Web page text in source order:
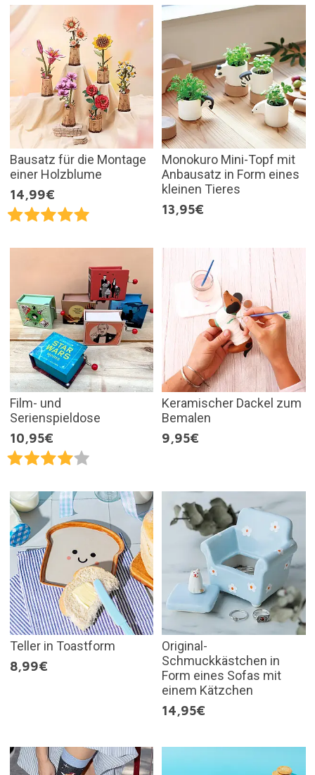
Bausatz für die Montage
einer Holzblume
14,99€
Monokuro Mini-Topf mit
Anbausatz in Form eines
kleinen Tieres
13,95€
Film- und
Serienspieldose
10,95€
Keramischer Dackel zum
Bemalen
9,95€
Teller in Toastform
8,99€
Original-
Schmuckkästchen in
Form eines Sofas mit
einem Kätzchen
14,95€